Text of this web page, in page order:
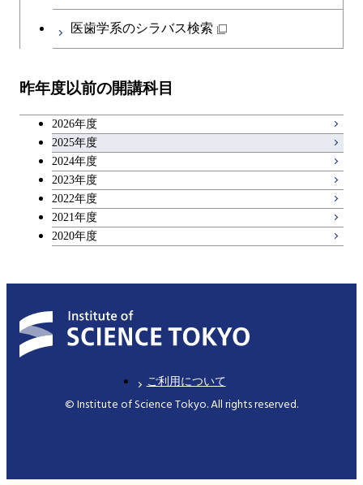
物質・情報卓越コース
人間医療科学技術コース
物質・情報卓越コース
物質・情報卓越コース
都市・環境学コース
エネルギーコース
エネルギー・情報コース
エンジニアリングデザイン
原子核工学コース
物質・情報卓越コース
社会・人間科学コース
イノベーション科学系
イノベーション科学コース
人間医療科学技術コース
技術経営専門職学位課程
開閉
技術経営専門職学位課程
専門科目
キャリア科目
医歯学系のシラバス検索
昨年度以前の開講科目
2026年度
2025年度
2024年度
2023年度
2022年度
2021年度
2020年度
ご利用について
© Institute of Science Tokyo. All rights reserved.